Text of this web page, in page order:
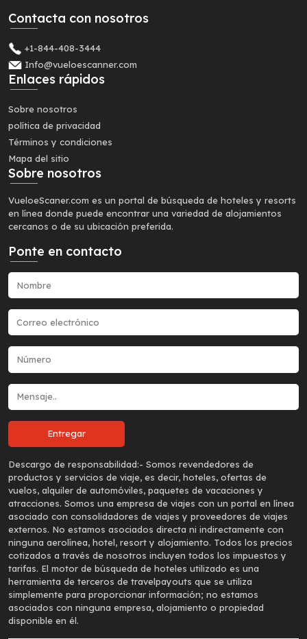
Contacta con nosotros
+1-844-408-3444
Info@vueloescanner.com
Enlaces rápidos
Sobre nosotros
política de privacidad
Términos y condiciones
Mapa del sitio
Sobre nosotros
VueloeScaner.com es un portal de búsqueda de hoteles y resorts
en línea donde puede encontrar una variedad de alojamientos
cercanos o de su ubicación preferida.
Ponte en contacto
Descargo de responsabilidad:- Somos revendedores de
productos y servicios de viaje, es decir, hoteles, ofertas de
vuelos, alquiler de automóviles, paquetes de vacaciones y
atracciones. Somos una empresa de viajes con un portal en línea
asociado con consolidadores de viajes y proveedores de viajes
externos. No estamos asociados directa ni indirectamente con
ninguna aerolínea, hotel, resort y alojamiento. Todos los precios
cotizados a través de nosotros incluyen todos los impuestos y
tarifas. El motor de búsqueda de hoteles utilizado es una
herramienta de terceros de travelpayouts que se utiliza
simplemente para proporcionar información; no estamos
asociados con ninguna empresa, alojamiento o propiedad
disponible en él.